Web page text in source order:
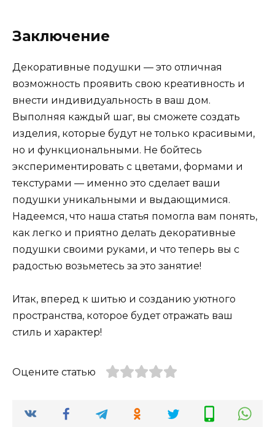
Заключение
Декоративные подушки — это отличная
возможность проявить свою креативность и
внести индивидуальность в ваш дом.
Выполняя каждый шаг, вы сможете создать
изделия, которые будут не только красивыми,
но и функциональными. Не бойтесь
экспериментировать с цветами, формами и
текстурами — именно это сделает ваши
подушки уникальными и выдающимися.
Надеемся, что наша статья помогла вам понять,
как легко и приятно делать декоративные
подушки своими руками, и что теперь вы с
радостью возьметесь за это занятие!
Итак, вперед к шитью и созданию уютного
пространства, которое будет отражать ваш
стиль и характер!
Оцените статью